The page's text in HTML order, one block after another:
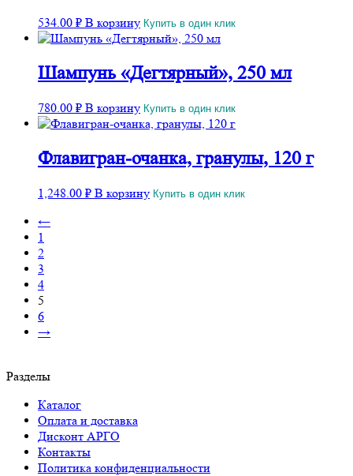
534.00 ₽ В корзину Купить в один клик
Шампунь «Дегтярный», 250 мл
780.00 ₽ В корзину Купить в один клик
Флавигран-очанка, гранулы, 120 г
1,248.00 ₽ В корзину Купить в один клик
←
1
2
3
4
5
6
→
Разделы
Каталог
Оплата и доставка
Дисконт АРГО
Контакты
Политика конфиденциальности